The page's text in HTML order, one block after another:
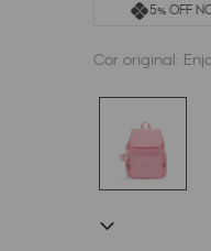
5% OFF
Cor original: